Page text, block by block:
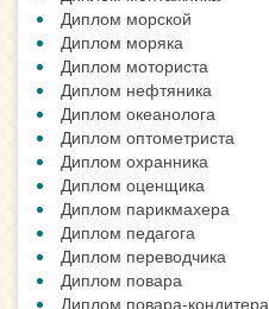
Диплом морской
Диплом моряка
Диплом моториста
Диплом нефтяника
Диплом океанолога
Диплом оптометриста
Диплом охранника
Диплом оценщика
Диплом парикмахера
Диплом педагога
Диплом переводчика
Диплом повара
Диплом повара-кондитера